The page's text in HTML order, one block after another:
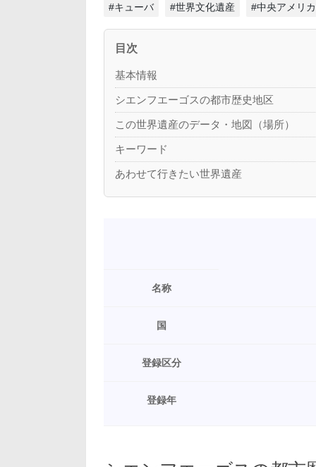
#キューバ #世界文化遺産 #中央アメリカ
目次
基本情報
シエンフエーゴスの都市歴史地区
この世界遺産のデータ・地図（場所）
キーワード
あわせて行きたい世界遺産
名称
国
登録区分
登録年